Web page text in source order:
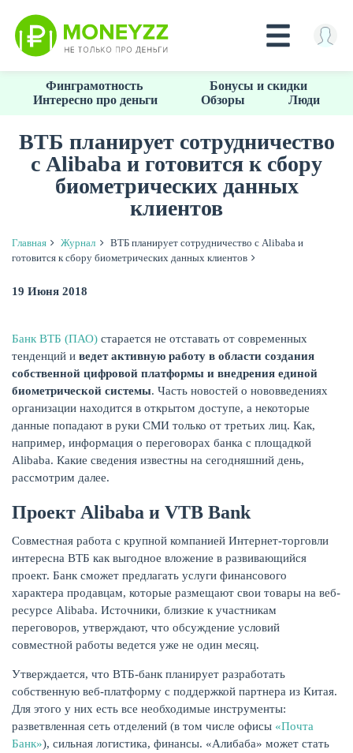
основному
КРЕДИТЫ
КАРТЫ
ЗАЙМЫ
Финграмотность
Бонусы и скидки
Интересно про деньги
Обзоры Люди
ВТБ планирует сотрудничество
с Alibaba и готовится к сбору
биометрических данных
клиентов
Главная Журнал
ВТБ планирует сотрудничество с Alibaba и
готовится к сбору биометрических данных клиентов
19 Июня 2018
Банк ВТБ (ПАО) старается не отставать от современных
тенденций и ведет активную работу в области создания
собственной цифровой платформы и внедрения единой
биометрической системы. Часть новостей о нововведениях
организации находится в открытом доступе, а некоторые
данные попадают в руки СМИ только от третьих лиц. Как,
например, информация о переговорах банка с площадкой
Alibaba. Какие сведения известны на сегодняшний день,
рассмотрим далее.
Проект Alibaba и VTB Bank
Совместная работа с крупной компанией Интернет-торговли
интересна ВТБ как выгодное вложение в развивающийся
проект. Банк сможет предлагать услуги финансового
характера продавцам, которые размещают свои товары на веб-
ресурсе Alibaba. Источники, близкие к участникам
переговоров, утверждают, что обсуждение условий
совместной работы ведется уже не один месяц.
Утверждается, что ВТБ-банк планирует разработать
собственную веб-платформу с поддержкой партнера из Китая.
Для этого у них есть все необходимые инструменты:
разветвленная сеть отделений (в том числе офисы «Почта
Банк»), сильная логистика, финансы. «Алибаба» может стать